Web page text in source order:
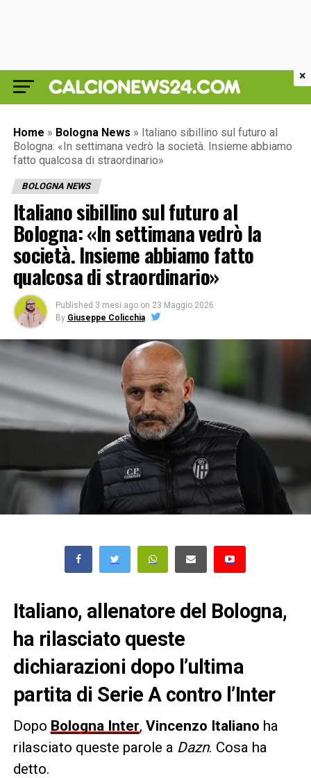
Home » Bologna News » Italiano sibillino sul futuro al
Bologna: «In settimana vedrò la società. Insieme abbiamo
fatto qualcosa di straordinario»
BOLOGNA NEWS
Italiano sibillino sul futuro al
Bologna: «In settimana vedrò la
società. Insieme abbiamo fatto
qualcosa di straordinario»
Published 3 mesi ago on 23 Maggio 2026
By Giuseppe Colicchia
Italiano, allenatore del Bologna,
ha rilasciato queste
dichiarazioni dopo l’ultima
partita di Serie A contro l’Inter
Dopo Bologna Inter, Vincenzo Italiano ha
rilasciato queste parole a Dazn. Cosa ha
detto.
×